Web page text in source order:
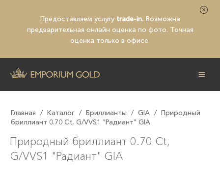
Предоставляем услугу trade-in. Возможна
предварительная онлайн оценка по фото. Точная
оценка только в офисе.
Главная / Каталог / Бриллианты / GIA / Природный
бриллиант 0.70 Ct, G/VVS1 "Радиант" GIA
Природный бриллиант 0.70 Ct,
G/VVS1 "Радиант" GIA